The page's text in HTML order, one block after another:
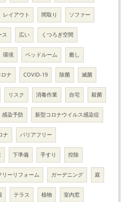
レイアウト 間取り ソファー
ス 広い くつろぎ空間
環境 ベッドルーム 癒し
ナ COVID-19 除菌 滅菌
リスク 消毒作業 自宅 殺菌
感染予防 新型コロナウイルス感染症
ナ バリアフリー
下準備 手すり 控除
リーリフォーム ガーデニング 庭
テラス 植物 室内窓